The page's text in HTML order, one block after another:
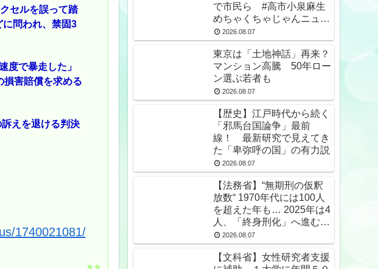
セルを誤って踏
問われ、禁固3
度で暴走した」
損害賠償を求める
えを退ける判決
1740021081/
で市民ら #高市小泉麻生
めちゃくちゃじゃんニュー
スdeプロテスト
2026.08.07
東京は「土地神話」再来？
マンション高騰 50年ロー
ン選ぶ若者も
2026.08.07
【歴史】江戸時代から続く
「邪馬台国論争」最前
線！ 最新研究で見えてき
た「卑弥呼の国」の有力説
2026.08.07
【法務省】“無期刑の仮釈
放数“ 1970年代には100人
を超えた年も… 2025年は4
人、「終身刑化」へ進む
無期受刑者は24年末で
1650人★2
2026.08.07
【文科省】女性研究者支援